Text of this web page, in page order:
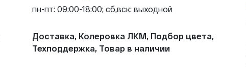
пн-пт: 09:00-18:00; сб,вск: выходной
Доставка, Колеровка ЛКМ, Подбор цвета,
Техподдержка, Товар в наличии